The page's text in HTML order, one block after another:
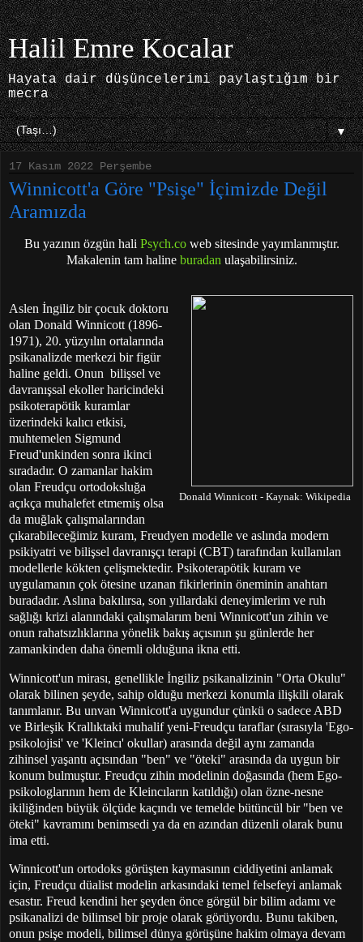
Halil Emre Kocalar
Hayata dair düşüncelerimi paylaştığım bir
mecra
▼
17 Kasım 2022 Perşembe
Winnicott'a Göre "Psişe" İçimizde Değil
Aramızda
Bu yazının özgün hali Psych.coweb sitesinde yayımlanmıştır.
Makalenin tam haline buradan ulaşabilirsiniz.
Donald Winnicott - Kaynak: Wikipedia
Aslen İngiliz bir çocuk doktoru
olan Donald Winnicott (1896-
1971), 20. yüzyılın ortalarında
psikanalizde merkezi bir figür
haline geldi. Onun bilişsel ve
davranışsal ekoller haricindeki
psikoterapötik kuramlar
üzerindeki kalıcı etkisi,
muhtemelen Sigmund
Freud'unkinden sonra ikinci
sıradadır. O zamanlar hakim
olan Freudçu ortodoksluğa
açıkça muhalefet etmemiş olsa
da muğlak çalışmalarından
çıkarabileceğimiz kuram, Freudyen modelle ve aslında modern
psikiyatri ve bilişsel davranışçı terapi (CBT) tarafından kullanılan
modellerle kökten çelişmektedir. Psikoterapötik kuram ve
uygulamanın çok ötesine uzanan fikirlerinin öneminin anahtarı
buradadır. Aslına bakılırsa, son yıllardaki deneyimlerim ve ruh
sağlığı krizi alanındaki çalışmalarım beni Winnicott'un zihin ve
onun rahatsızlıklarına yönelik bakış açısının şu günlerde her
zamankinden daha önemli olduğuna ikna etti.
Winnicott'un mirası, genellikle İngiliz psikanalizinin "Orta Okulu"
olarak bilinen şeyde, sahip olduğu merkezi konumla ilişkili olarak
tanımlanır. Bu unvan Winnicott'a uygundur çünkü o sadece ABD
ve Birleşik Krallıktaki muhalif yeni-Freudçu taraflar (sırasıyla 'Ego-
psikolojisi' ve 'Kleincı' okullar) arasında değil aynı zamanda
zihinsel yaşantı açısından "ben" ve "öteki" arasında da uygun bir
konum bulmuştur. Freudçu zihin modelinin doğasında (hem Ego-
psikologlarının hem de Kleincıların katıldığı) olan özne-nesne
ikiliğinden büyük ölçüde kaçındı ve temelde bütüncül bir "ben ve
öteki" kavramını benimsedi ya da en azından düzenli olarak bunu
ima etti.
Winnicott'un ortodoks görüşten kaymasının ciddiyetini anlamak
için, Freudçu düalist modelin arkasındaki temel felsefeyi anlamak
esastır. Freud kendini her şeyden önce görgül bir bilim adamı ve
psikanalizi de bilimsel bir proje olarak görüyordu. Bunu takiben,
onun psişe modeli, bilimsel dünya görüşüne hakim olmaya devam